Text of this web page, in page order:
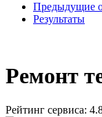
Предыдущие
Результаты
Ремонт
Рейтинг сервиса: